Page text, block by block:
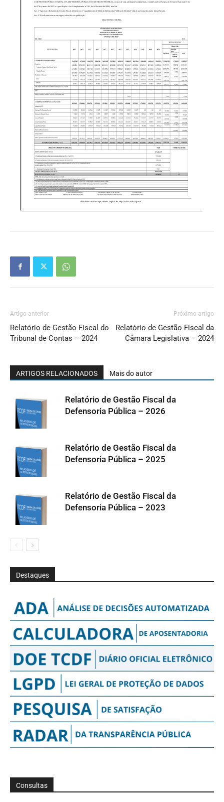
Artigo anterior
Relatório de Gestão Fiscal do
Tribunal de Contas – 2024
Próximo artigo
Relatório de Gestão Fiscal da
Câmara Legislativa – 2024
ARTIGOS RELACIONADOS Mais do autor
Relatório de Gestão Fiscal da
Defensoria Pública – 2026
Relatório de Gestão Fiscal da
Defensoria Pública – 2025
Relatório de Gestão Fiscal da
Defensoria Pública – 2023
Destaques
Consultas